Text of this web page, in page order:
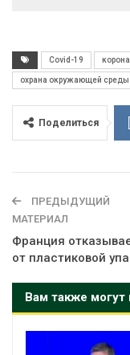
Covid-19
охрана окружающей среды
Поделиться
ПРЕДЫДУЩИЙ
МАТЕРИАЛ
Франция
от пластиковой
Вам также могут